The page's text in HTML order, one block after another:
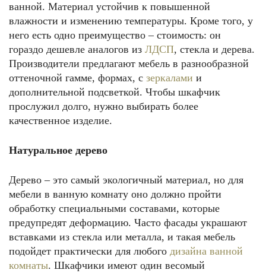
ванной. Материал устойчив к повышенной
влажности и изменению температуры. Кроме того, у
него есть одно преимущество – стоимость: он
гораздо дешевле аналогов из ЛДСП, стекла и дерева.
Производители предлагают мебель в разнообразной
оттеночной гамме, формах, с зеркалами и
дополнительной подсветкой. Чтобы шкафчик
прослужил долго, нужно выбирать более
качественное изделие.
Натуральное дерево
Дерево – это самый экологичный материал, но для
мебели в ванную комнату оно должно пройти
обработку специальными составами, которые
предупредят деформацию. Часто фасады украшают
вставками из стекла или металла, и такая мебель
подойдет практически для любого дизайна ванной
комнаты. Шкафчики имеют один весомый